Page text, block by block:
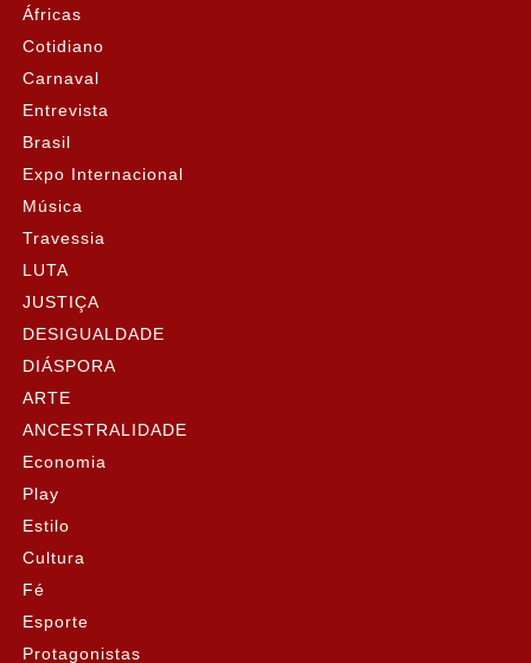
Áfricas
Cotidiano
Carnaval
Entrevista
Brasil
Expo Internacional
Música
Travessia
LUTA
JUSTIÇA
DESIGUALDADE
DIÁSPORA
ARTE
ANCESTRALIDADE
Economia
Play
Estilo
Cultura
Fé
Esporte
Protagonistas